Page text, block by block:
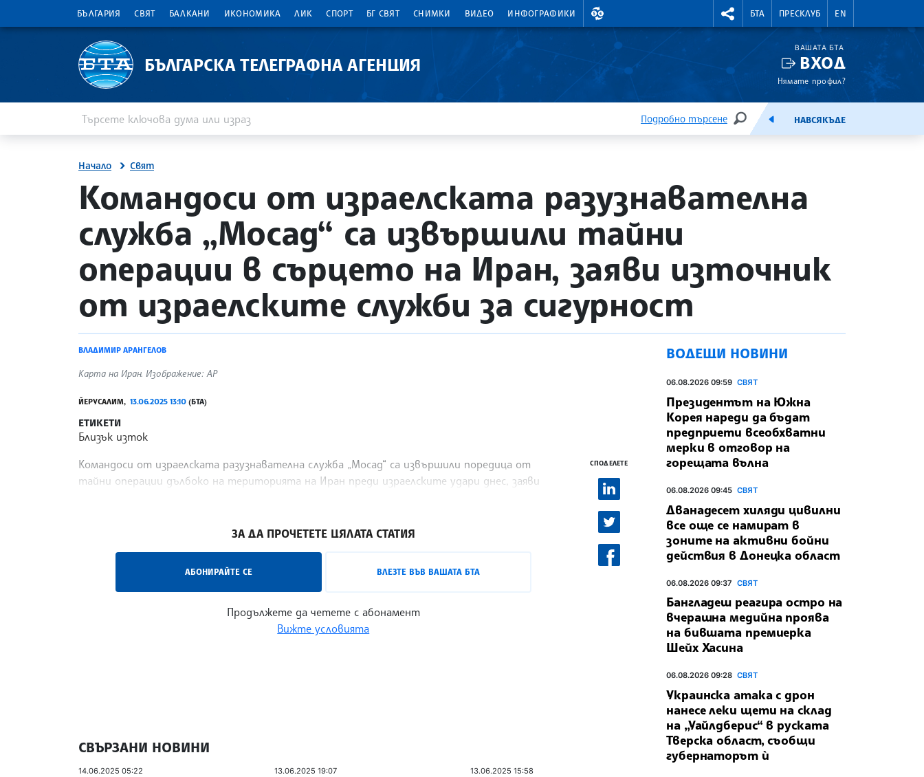
БЪЛГАРИЯ СВЯТ БАЛКАНИ ИКОНОМИКА ЛИК СПОРТ БГ СВЯТ СНИМКИ ВИДЕО ИНФОГРАФИКИ
ВАЛУТНИ КУРСОВЕ RIGHTMENU.SOCIAL
БТА ПРЕСКЛУБ EN
БЪЛГАРСКА ТЕЛЕГРАФНА АГЕНЦИЯ
ВАШАТА БТА
ВХОД
Нямате профил?
Подробно търсене
ТЪРСЕНЕЕМИСИЯНАВСЯКЪДЕ
Начало Свят
site.bta
Командоси от израелската разузнавателна
служба „Мосад“ са извършили тайни
операции в сърцето на Иран, заяви източник
от израелските служби за сигурност
ВЛАДИМИР АРАНГЕЛОВ
Карта на Иран. Изображение: AP
ЙЕРУСАЛИМ, 13.06.2025 13:10 (БТА)
ЕТИКЕТИ
Близък изток
Командоси от израелската разузнавателна служба „Мосад“ са извършили поредица от
тайни операции дълбоко на територията на Иран преди израелските удари днес, заяви
ЗА ДА ПРОЧЕТЕТЕ ЦЯЛАТА СТАТИЯ
АБОНИРАЙТЕ СЕ ВЛЕЗТЕ ВЪВ ВАШАТА БТА
Продължете да четете с абонамент
Вижте условията
СПОДЕЛЕТЕ
СВЪРЗАНИ НОВИНИ
14.06.2025 05:22 13.06.2025 19:07 13.06.2025 15:58
ВОДЕЩИ НОВИНИ
06.08.2026 09:59 СВЯТ
Президентът на Южна
Корея нареди да бъдат
предприети всеобхватни
мерки в отговор на
горещата вълна
06.08.2026 09:45 СВЯТ
Дванадесет хиляди цивилни
все още се намират в
зоните на активни бойни
действия в Донецка област
06.08.2026 09:37 СВЯТ
Бангладеш реагира остро на
вчерашна медийна проява
на бившата премиерка
Шейх Хасина
06.08.2026 09:28 СВЯТ
Украинска атака с дрон
нанесе леки щети на склад
на „Уайлдберис“ в руската
Тверска област, съобщи
губернаторът ѝ